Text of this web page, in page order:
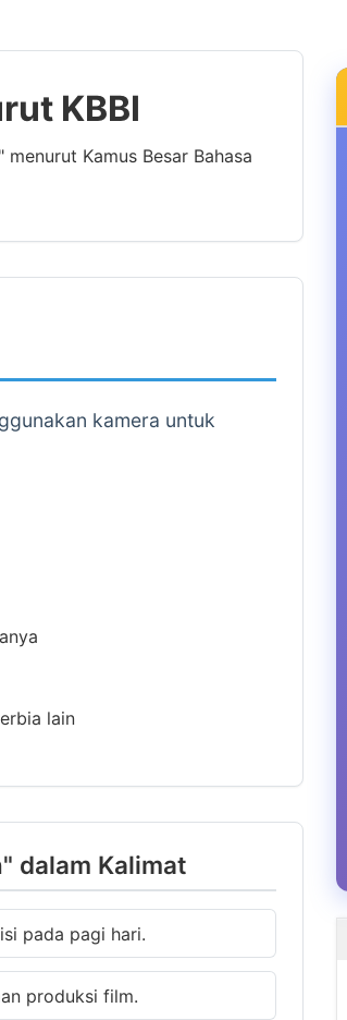
KBBI
Kamus Besar Bahasa
kamera untuk
lain
dalam Kalimat
pada pagi hari.
produksi film.